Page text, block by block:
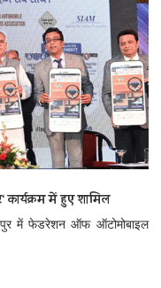
कार्यक्रम में हुए शामिल
में फेडरेशन ऑफ ऑटोमोबाइल